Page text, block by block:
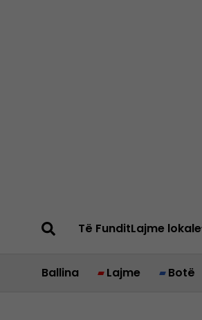
Të FunditLajme lokale
Ballina Lajme Botë